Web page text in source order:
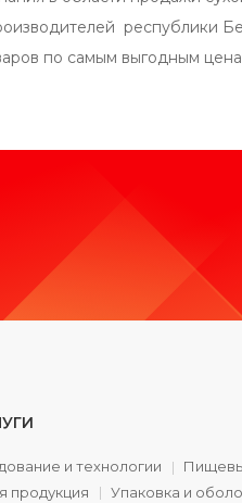
республики
по самым выгодным
и технологии
продукция
Упаковка и